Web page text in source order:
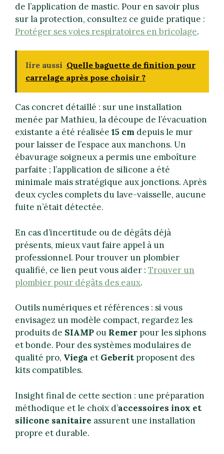
de l’application de mastic. Pour en savoir plus
sur la protection, consultez ce guide pratique :
Protéger ses voies respiratoires en bricolage.
lire aussi Quelle baguette de finition pour
carrelage après pose choisir ?
Cas concret détaillé : sur une installation
menée par Mathieu, la découpe de l’évacuation
existante a été réalisée 15 cm depuis le mur
pour laisser de l’espace aux manchons. Un
ébavurage soigneux a permis une emboîture
parfaite ; l’application de silicone a été
minimale mais stratégique aux jonctions. Après
deux cycles complets du lave-vaisselle, aucune
fuite n’était détectée.
En cas d’incertitude ou de dégâts déjà
présents, mieux vaut faire appel à un
professionnel. Pour trouver un plombier
qualifié, ce lien peut vous aider : Trouver un
plombier pour dégâts des eaux.
Outils numériques et références : si vous
envisagez un modèle compact, regardez les
produits de SIAMP ou Remer pour les siphons
et bonde. Pour des systèmes modulaires de
qualité pro, Viega et Geberit proposent des
kits compatibles.
Insight final de cette section : une préparation
méthodique et le choix d’accessoires inox et
silicone sanitaire assurent une installation
propre et durable.